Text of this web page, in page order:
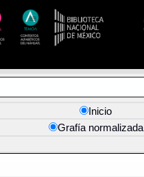
Inicio
Grafía normalizada